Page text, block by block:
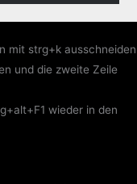
mit strg+k ausschneiden
und die zweite Zeile
wieder in den